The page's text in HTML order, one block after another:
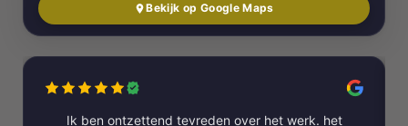
Bekijk op Google Maps
Ik ben ontzettend tevreden over het werk. het